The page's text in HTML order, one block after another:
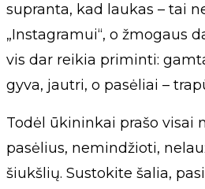
supranta, kad laukas – tai
„Instagramui“, o žmogaus
vis dar reikia priminti:
gyva, jautri, o pasėliai –
Todėl ūkininkai prašo visai
pasėlius, nemindžioti,
šiukšlių. Sustokite šalia,